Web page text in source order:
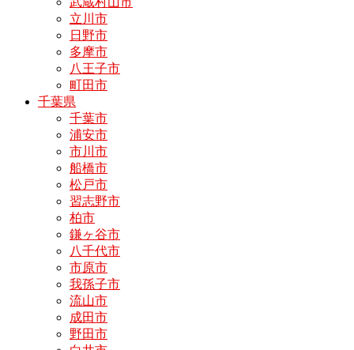
立川市
日野市
多摩市
八王子市
町田市
千葉県
千葉市
浦安市
市川市
船橋市
松戸市
習志野市
柏市
鎌ヶ谷市
八千代市
市原市
我孫子市
流山市
成田市
野田市